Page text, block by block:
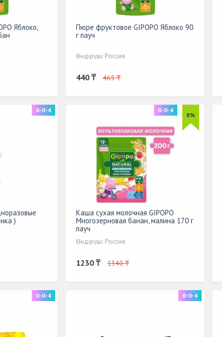
Яблоко,
Пюре фруктовое GIPOPO Яблоко 90
г пауч
Өндіруші: Россия
440 ₸ 465 ₸
0-0-4
)
8%
0-0-4
Каша сухая молочная GIPOPO
Многозерновая банан, малина 170 г
пауч
Өндіруші: Россия
1230 ₸ 1340 ₸
0-0-4 0-0-4